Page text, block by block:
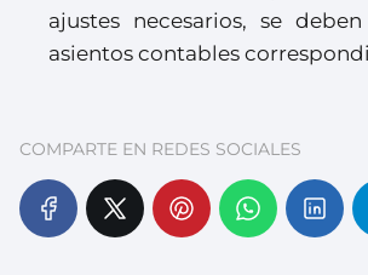
ajustes necesarios, se
asientos contables
COMPARTE EN REDES SOCIALES